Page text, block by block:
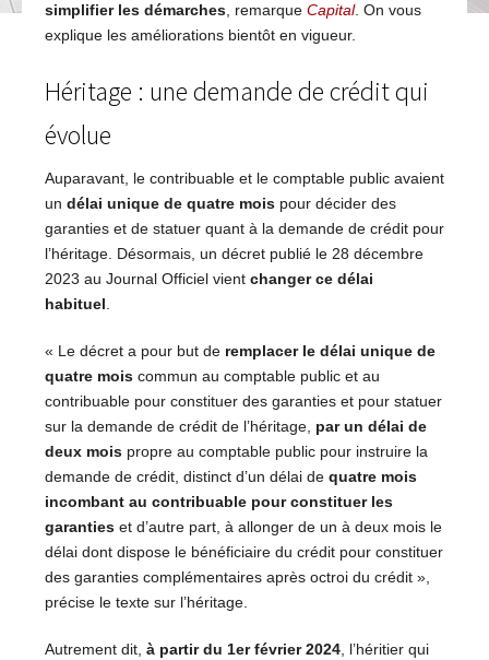
simplifier les démarches, remarque Capital. On vous
explique les améliorations bientôt en vigueur.
Héritage : une demande de crédit qui
évolue
Auparavant, le contribuable et le comptable public avaient
un délai unique de quatre moispour décider des
garanties et de statuer quant à la demande de crédit pour
l’héritage. Désormais, un décret publié le 28 décembre
2023 au Journal Officiel vient changer ce délai
habituel
« Le décret a pour but de remplacer le délai unique de
quatre moiscommun au comptable public et au
contribuable pour constituer des garanties et pour statuer
sur la demande de crédit de l’héritage, par un délai de
deux moispropre au comptable public pour instruire la
demande de crédit, distinct d’un délai de quatre mois
incombant au contribuable pour constituer les
garantieset d’autre part, à allonger de un à deux mois le
délai dont dispose le bénéficiaire du crédit pour constituer
des garanties complémentaires après octroi du crédit »,
précise le texte sur l’héritage.
Autrement dit, à partir du 1er février 2024, l’héritier qui